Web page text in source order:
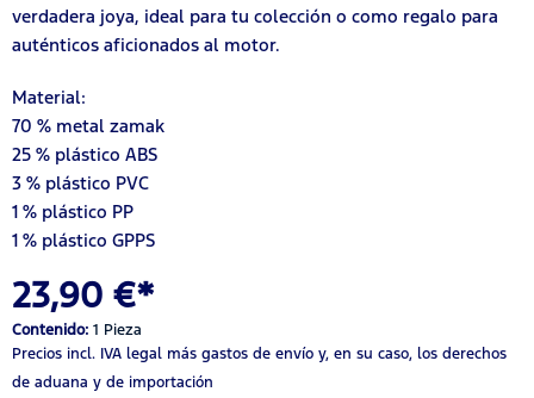
verdadera joya, ideal para tu colección o como regalo para
auténticos aficionados al motor.
Material:
70 % metal zamak
25 % plástico ABS
3 % plástico PVC
1 % plástico PP
1 % plástico GPPS
23,90 €*
Contenido: 1 Pieza
Precios incl. IVA legal más gastos de envío y, en su caso, los derechos
de aduana y de importación